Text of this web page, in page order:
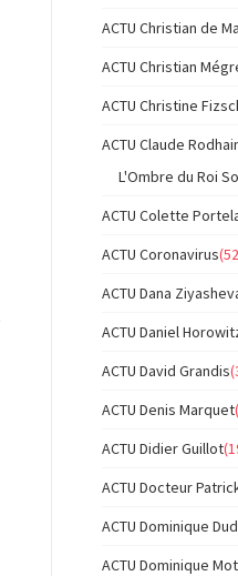
ACTU Christian de
ACTU Christian
ACTU Christine
ACTU Claude
L'Ombre du Roi
ACTU Colette
ACTU Coronavirus
ACTU Dana
ACTU Daniel
ACTU David Grandis
ACTU Denis Marquet
ACTU Didier Guillot
ACTU Docteur
ACTU Dominique
ACTU Dominique